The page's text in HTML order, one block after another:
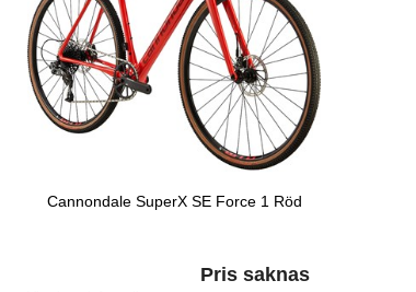
Cannondale SuperX SE Force 1 Röd
Pris saknas